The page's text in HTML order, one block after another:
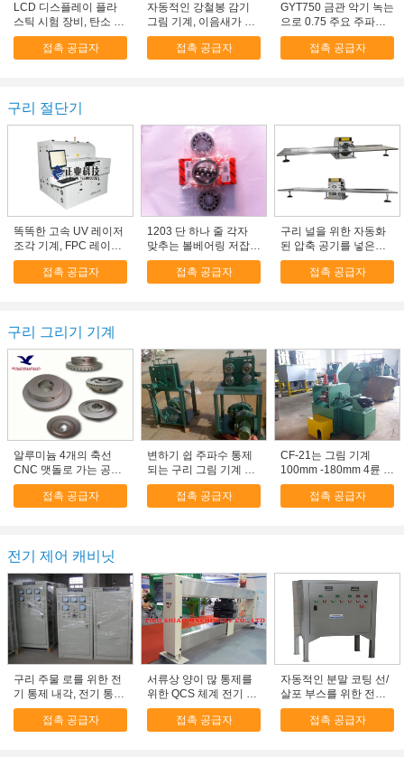
LCD 디스플레이 플라
스틱 시험 장비, 탄소 까
만 내용 검사자
접촉 공급자
자동적인 강철봉 감기
그림 기계, 이음새가 없
는 탄소 관 주조 기계
접촉 공급자
GYT750 금관 악기 녹는
으로 0.75 주요 주파수,
전기 유도 로
접촉 공급자
구리 절단기
똑똑한 고속 UV 레이저
조각 기계, FPC 레이저
교련 기계
접촉 공급자
1203 단 하나 줄 각자
맞추는 볼베어링 저잡음
무료한 선반 NC 절단기
접촉 공급자
구리 널을 위한 자동화
된 압축 공기를 넣은
PCB 절단기 PCB 지도
절단기접촉 공급자
구리 그리기 기계
알루미늄 4개의 축선
CNC 맷돌로 가는 공구,
자동 부속을 위한 정밀
도 기계로 가공 서비스
접촉 공급자
변하기 쉽 주파수 통제
되는 구리 그림 기계 모
터, 정밀한 철사 그림 기
접촉 공급자
CF-21는 그림 기계
100mm -180mm 4륜 구
동 트랙터를 구리로 쌉
접촉 공급자
전기 제어 캐비닛
구리 주물 로를 위한 전
기 통제 내각, 전기 통제
내각
접촉 공급자
서류상 양이 많 통제를
위한 QCS 체계 전기 통
제 내각
접촉 공급자
자동적인 분말 코팅 선/
살포 부스를 위한 전기
통제 상자
접촉 공급자